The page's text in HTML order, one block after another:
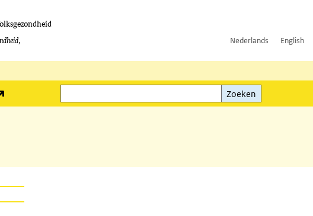
Nederlands English
Zoeken
Zoeken